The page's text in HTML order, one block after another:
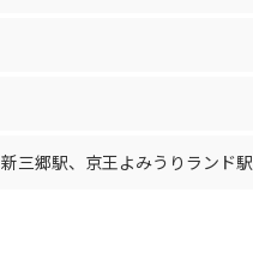
新三郷駅、 京王よみうりランド駅